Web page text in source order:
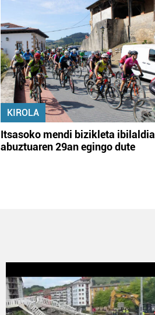
KIROLA
Itsasoko mendi bizikleta ibilaldia
abuztuaren 29an egingo dute